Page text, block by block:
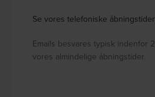
Se vores telefoniske
Emails besvares typisk indenfor
vores almindelige åbningstider.